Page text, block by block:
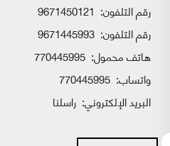
رقم التلفون: 9671450121
رقم التلفون: 9671445993
هاتف محمول: 770445995
واتساب:
البريد الإلكتروني: راسلنا